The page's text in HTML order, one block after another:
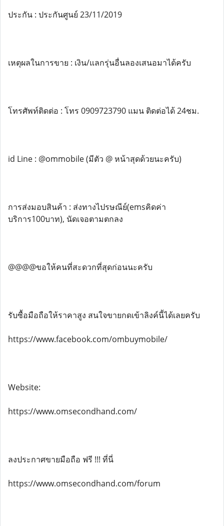
ประกัน : ประกันศูนย์ 23/11/2019
เหตุผลในการขาย : เงิน/แลกรุ่นอื่นลองเสนอมาได้ครับ
โทรศัพท์ติดต่อ : โทร 0909723790 แมน ติดต่อได้ 24ชม.
id Line : @ommobile (มีตัว @ หน้าสุดด้วยนะครับ)
การส่งมอบสินค้า : ส่งทางไปรษณีย์(emsคิดค่า
บริการ100บาท), นัดเจอตามตกลง
@@@@ขอให้คนที่สะดวกที่สุดก่อนนะครับ
รับซื้อมือถือให้ราคาสูง สนใจขายกดเข้าลิงค์นี้ได้เลยครับ
https://www.facebook.com/ombuymobile/
Website:
https://www.omsecondhand.com/
ลงประกาศขายมือถือ ฟรี !!! ที่นี่
https://www.omsecondhand.com/forum